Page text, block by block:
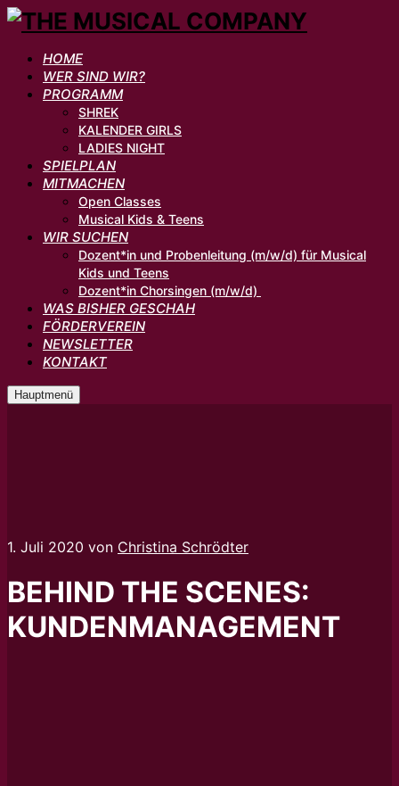
HOME
WER SIND WIR?
PROGRAMM
SHREK
KALENDER GIRLS
LADIES NIGHT
SPIELPLAN
MITMACHEN
Open Classes
Musical Kids & Teens
WIR SUCHEN
Dozent*in und Probenleitung (m/w/d) für Musical
Kids und Teens
Dozent*in Chorsingen (m/w/d)
WAS BISHER GESCHAH
FÖRDERVEREIN
NEWSLETTER
KONTAKT
Hauptmenü
1. Juli 2020 von Christina Schrödter
BEHIND THE SCENES:
KUNDENMANAGEMENT